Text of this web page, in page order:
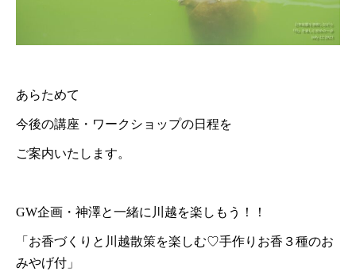
あらためて
今後の講座・ワークショップの日程を
ご案内いたします。
GW企画・神澤と一緒に川越を楽しもう！！
「お香づくりと川越散策を楽しむ♡手作りお香３種のお
みやげ付」